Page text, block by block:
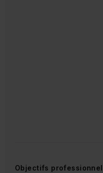
Objectifs